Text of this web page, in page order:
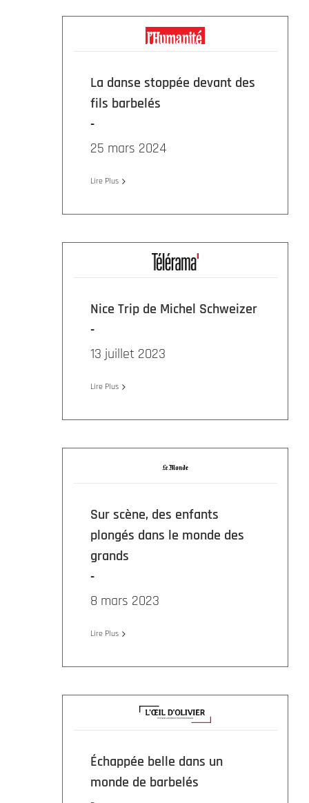
La danse stoppée devant des
fils barbelés
25 mars 2024
Lire Plus
Nice Trip de Michel Schweizer
13 juillet 2023
Lire Plus
Sur scène, des enfants
plongés dans le monde des
grands
8 mars 2023
Lire Plus
Échappée belle dans un
monde de barbelés